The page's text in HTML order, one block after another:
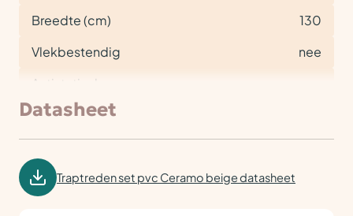
Breedte (cm)
130
Vlekbestendig
nee
Antistatisch
Datasheet
Traptreden set pvc Ceramo beige datasheet